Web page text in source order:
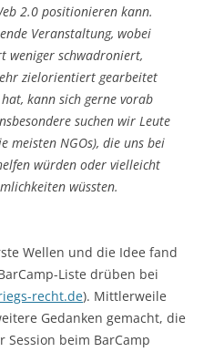
2.0 positionieren kann.
Veranstaltung, wobei
weniger schwadroniert,
zielorientiert gearbeitet
kann sich gerne vorab
suchen wir Leute
meisten NGOs), die uns bei
würden oder vielleicht
wüssten.
Wellen und die Idee fand
Liste drüben bei
recht.de). Mittlerweile
Gedanken gemacht, die
Session beim BarCamp